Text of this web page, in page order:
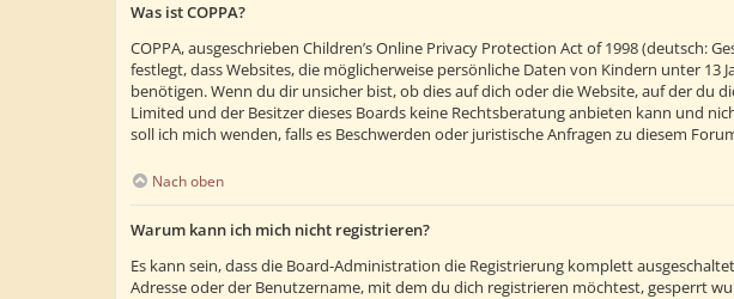
Was ist COPPA?
COPPA, ausgeschrieben Children’s Online Privacy Protection Act of 1998 (deutsch:
festlegt, dass Websites, die möglicherweise persönliche Daten von Kindern unter
benötigen. Wenn du dir unsicher bist, ob dies auf dich oder die Website, auf der du
Limited und der Besitzer dieses Boards keine Rechtsberatung anbieten kann und
soll ich mich wenden, falls es Beschwerden oder juristische Anfragen zu diesem
Nach oben
Warum kann ich mich nicht registrieren?
Es kann sein, dass die Board-Administration die Registrierung komplett
Adresse oder der Benutzername, mit dem du dich registrieren möchtest, gesperrt